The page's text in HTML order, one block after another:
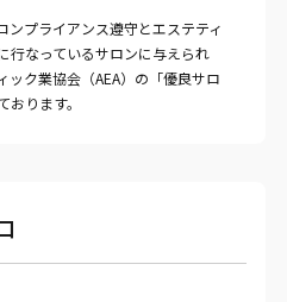
ンプライアンス遵守とエステティ
行なっているサロンに与えられ
ック業協会（AEA）の「優良サロ
おります。